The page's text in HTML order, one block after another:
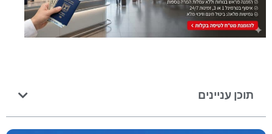
תוכן עניינים